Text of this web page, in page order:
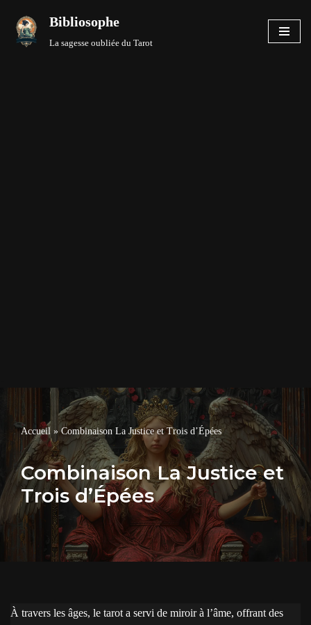
Aller
Bibliosophe
La sagesse oubliée du Tarot
Accueil »Combinaison La Justice et Trois d’Épées
Combinaison La Justice et
Trois d’Épées
À travers les âges, le tarot a servi de miroir à l’âme, offrant des